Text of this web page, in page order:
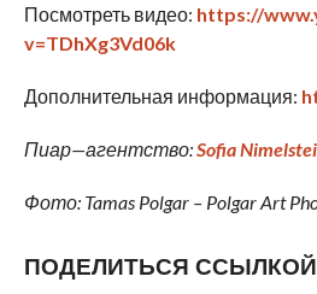
Посмотреть видео: https://
v=TDhXg3Vd06k
Дополнительная информация:
Пиар—агентство:Sofia
Фото: Tamas Polgar – Polgar Art
ПОДЕЛИТЬСЯ